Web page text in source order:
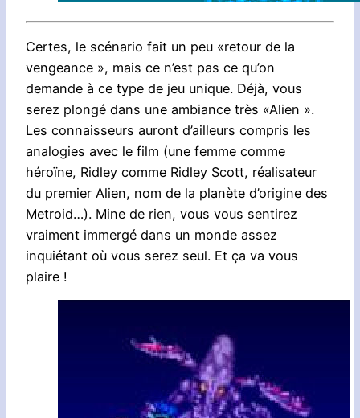
Certes, le scénario fait un peu «retour de la
vengeance », mais ce n’est pas ce qu’on
demande à ce type de jeu unique. Déjà, vous
serez plongé dans une ambiance très «Alien ».
Les connaisseurs auront d’ailleurs compris les
analogies avec le film (une femme comme
héroïne, Ridley comme Ridley Scott, réalisateur
du premier Alien, nom de la planète d’origine des
Metroid…). Mine de rien, vous vous sentirez
vraiment immergé dans un monde assez
inquiétant où vous serez seul. Et ça va vous
plaire !